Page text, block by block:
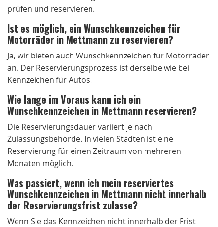
prüfen und reservieren.
Ist es möglich, ein Wunschkennzeichen für
Motorräder in Mettmann zu reservieren?
Ja, wir bieten auch Wunschkennzeichen für Motorräder
an. Der Reservierungsprozess ist derselbe wie bei
Kennzeichen für Autos.
Wie lange im Voraus kann ich ein
Wunschkennzeichen in Mettmann reservieren?
Die Reservierungsdauer variiert je nach
Zulassungsbehörde. In vielen Städten ist eine
Reservierung für einen Zeitraum von mehreren
Monaten möglich.
Was passiert, wenn ich mein reserviertes
Wunschkennzeichen in Mettmann nicht innerhalb
der Reservierungsfrist zulasse?
Wenn Sie das Kennzeichen nicht innerhalb der Frist